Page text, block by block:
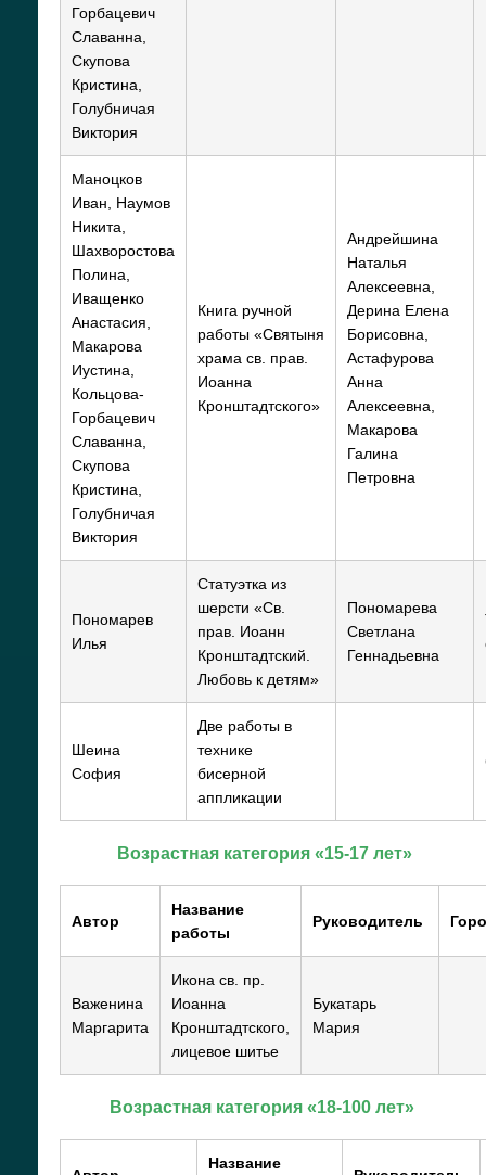
Горбацевич
Славанна,
Скупова
Кристина,
Голубничая
Виктория
Маноцков
Иван, Наумов
Никита,
Шахворостова
Полина,
Иващенко
Анастасия,
Макарова
Иустина,
Кольцова-
Горбацевич
Славанна,
Скупова
Кристина,
Голубничая
Виктория
Книга ручной
работы «Святыня
храма св. прав.
Иоанна
Кронштадтского»
Андрейшина
Наталья
Алексеевна,
Дерина Елена
Борисовна,
Астафурова
Анна
Алексеевна,
Макарова
Галина
Петровна
Пономарев
Илья
Статуэтка из
шерсти «Св.
прав. Иоанн
Кронштадтский.
Любовь к детям»
Пономарева
Светлана
Геннадьевна
Шеина
София
Две работы в
технике
бисерной
аппликации
Возрастная категория «15-17 лет»
Автор
Название
работы
Руководитель
Важенина
Маргарита
Икона св. пр.
Иоанна
Кронштадтского,
лицевое шитье
Букатарь
Мария
Возрастная категория «18-100 лет»
Название